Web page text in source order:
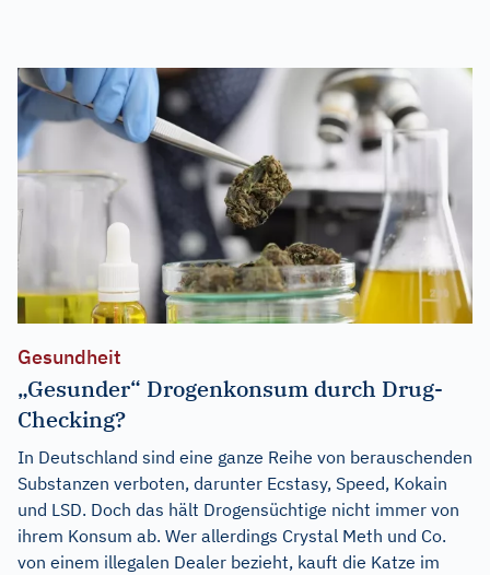
Gesundheit
„Gesunder“ Drogenkonsum durch Drug-
Checking?
In Deutschland sind eine ganze Reihe von berauschenden
Substanzen verboten, darunter Ecstasy, Speed, Kokain
und LSD. Doch das hält Drogensüchtige nicht immer von
ihrem Konsum ab. Wer allerdings Crystal Meth und Co.
von einem illegalen Dealer bezieht, kauft die Katze im